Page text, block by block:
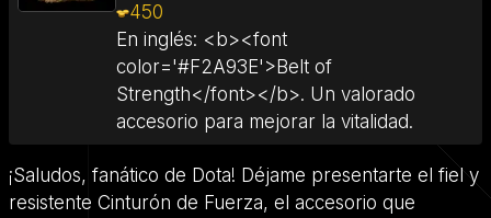
450
En inglés: <b><font
color='#F2A93E'>Belt of
Strength</font></b>. Un valorado
accesorio para mejorar la vitalidad.
¡Saludos, fanático de Dota! Déjame presentarte el fiel y
resistente Cinturón de Fuerza, el accesorio que